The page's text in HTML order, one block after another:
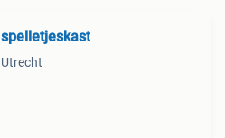
spelletjeskast
Utrecht